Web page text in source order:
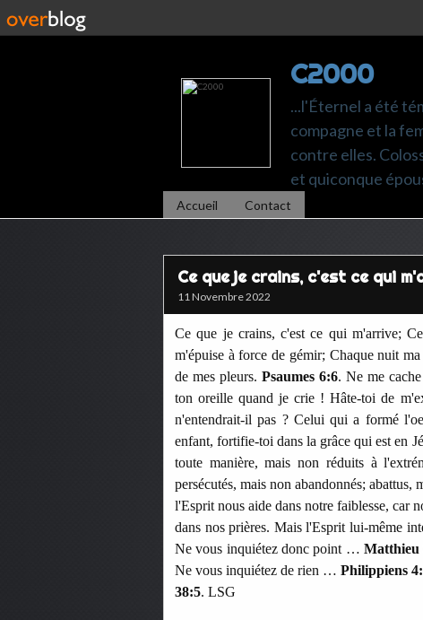
C2000
...l'Éternel a été
compagne et la
contre elles.
et quiconque
Accueil Contact
Ce que je crains, c'est ce qui
11 Novembre 2022
Ce que je crains, c'est ce qui m'arrive;
m'épuise à force de gémir; Chaque nuit
de mes pleurs. Psaumes 6:6. Ne me
ton oreille quand je crie ! Hâte-toi de
n'entendrait-il pas ? Celui qui a formé
enfant, fortifie-toi dans la grâce qui est en
toute manière, mais non réduits à
persécutés, mais non abandonnés; abattus,
l'Esprit nous aide dans notre faiblesse, car
dans nos prières. Mais l'Esprit lui-même
Ne vous inquiétez donc point … Matthieu
Ne vous inquiétez de rien … Philippiens
38:5. LSG